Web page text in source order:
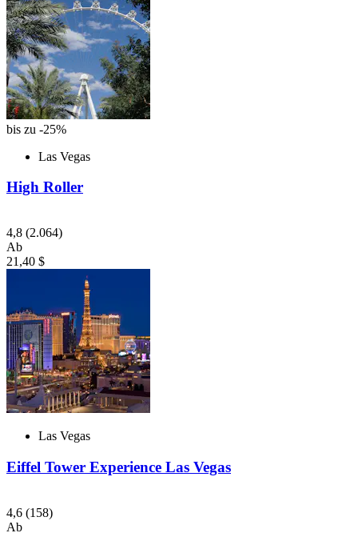
bis zu -25%
Las Vegas
High Roller
4,8 (2.064)
Ab
21,40 $
Las Vegas
Eiffel Tower Experience Las Vegas
4,6 (158)
Ab